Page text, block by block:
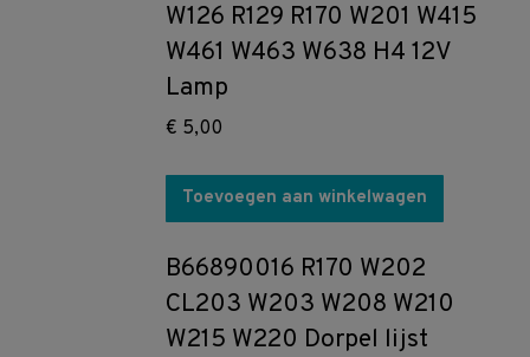
W126 R129 R170 W201 W415
W461 W463 W638 H4 12V
Lamp
€ 5,00
Toevoegen aan winkelwagen
B66890016 R170 W202
CL203 W203 W208 W210
W215 W220 Dorpel lijst